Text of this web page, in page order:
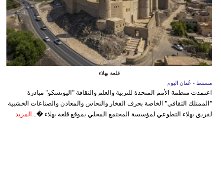
قلعة بهلاء
مسقط - عُمان اليوم
اعتمدت منظمة الأمم المتحدة للتربية والعلم والثقافة "اليونسكو" مبادرة
"الممتلك الثقافي" الخاصة بحرف الفخار والنحاس والمعادن والصناعات الخشبية
لفريق بهلاء التطوعي لمؤسسة المجتمع المحلي بموقع قلعة بهلاء �... المزيد